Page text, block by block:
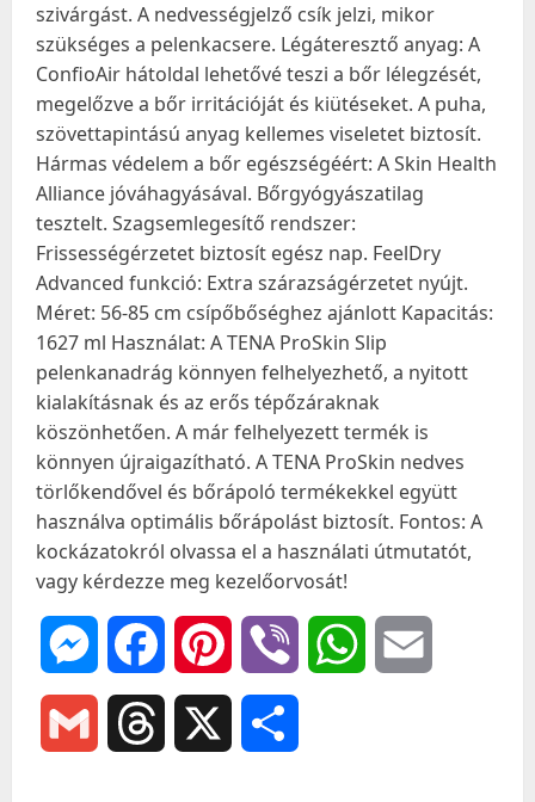
szivárgást. A nedvességjelző csík jelzi, mikor
szükséges a pelenkacsere. Légáteresztő anyag: A
ConfioAir hátoldal lehetővé teszi a bőr lélegzését,
megelőzve a bőr irritációját és kiütéseket. A puha,
szövettapintású anyag kellemes viseletet biztosít.
Hármas védelem a bőr egészségéért: A Skin Health
Alliance jóváhagyásával. Bőrgyógyászatilag
tesztelt. Szagsemlegesítő rendszer:
Frissességérzetet biztosít egész nap. FeelDry
Advanced funkció: Extra szárazságérzetet nyújt.
Méret: 56-85 cm csípőbőséghez ajánlott Kapacitás:
1627 ml Használat: A TENA ProSkin Slip
pelenkanadrág könnyen felhelyezhető, a nyitott
kialakításnak és az erős tépőzáraknak
köszönhetően. A már felhelyezett termék is
könnyen újraigazítható. A TENA ProSkin nedves
törlőkendővel és bőrápoló termékekkel együtt
használva optimális bőrápolást biztosít. Fontos: A
kockázatokról olvassa el a használati útmutatót,
vagy kérdezze meg kezelőorvosát!
MessengerFacebookPinterest Viber WhatsApp
Gmail Threads